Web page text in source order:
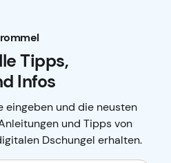
Tipps,
Infos
eingeben und die neusten
und Tipps von
Dschungel erhalten.